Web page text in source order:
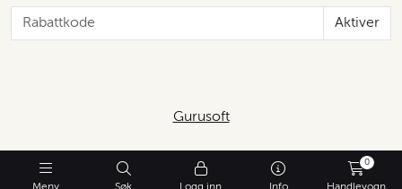
0
Aktiver
Gurusoft